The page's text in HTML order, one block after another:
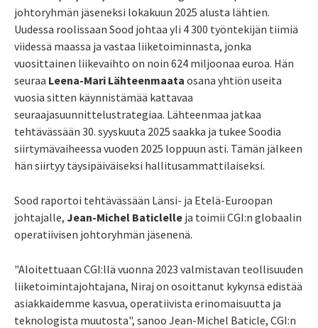
johtoryhmän jäseneksi lokakuun 2025 alusta lähtien.
Uudessa roolissaan Sood johtaa yli 4 300 työntekijän tiimiä
viidessä maassa ja vastaa liiketoiminnasta, jonka
vuosittainen liikevaihto on noin 624 miljoonaa euroa. Hän
seuraa Leena-Mari Lähteenmaata osana yhtiön useita
vuosia sitten käynnistämää kattavaa
seuraajasuunnittelustrategiaa. Lähteenmaa jatkaa
tehtävässään 30. syyskuuta 2025 saakka ja tukee Soodia
siirtymävaiheessa vuoden 2025 loppuun asti. Tämän jälkeen
hän siirtyy täysipäiväiseksi hallitusammattilaiseksi.
Sood raportoi tehtävässään Länsi- ja Etelä-Euroopan
johtajalle, Jean-Michel Baticlelle ja toimii CGI:n globaalin
operatiivisen johtoryhmän jäsenenä.
"Aloitettuaan CGI:llä vuonna 2023 valmistavan teollisuuden
liiketoimintajohtajana, Niraj on osoittanut kykynsä edistää
asiakkaidemme kasvua, operatiivista erinomaisuutta ja
teknologista muutosta", sanoo Jean-Michel Baticle, CGI:n